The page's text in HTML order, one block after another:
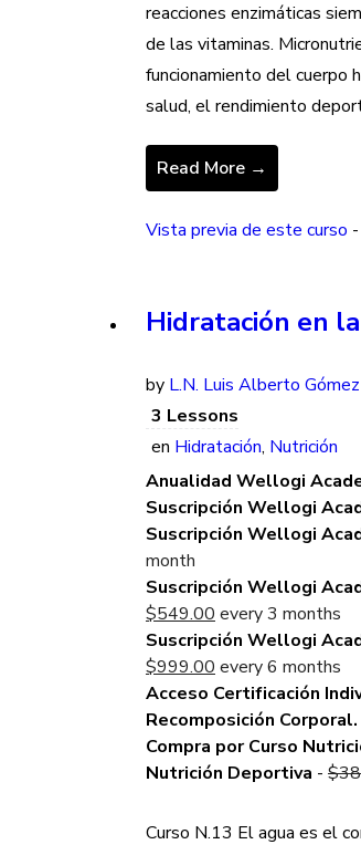
reacciones enzimáticas
de las vitaminas.
funcionamiento del cuerpo
salud, el rendimiento
Read More →
Vista previa de este curso
Hidratación en
by L.N. Luis Alberto
3 Lessons
en Hidratación, Nutrición
Anualidad Wellogi
Suscripción Wellogi
Suscripción Wellogi
month
Suscripción Wellogi
$549.00 Current
price
is:
$549.00.
every 3 months
Suscripción Wellogi
$999.00 Current
price
is:
$999.00.
every 6 months
Acceso Certificación
Recomposición Corporal.
Compra por Curso
Nutrición Deportiva - $
Curso N.13 El agua es el